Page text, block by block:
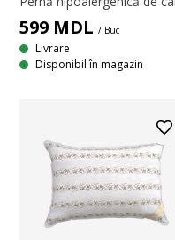
599 MDL / Buc
Livrare
Disponibil în magazin